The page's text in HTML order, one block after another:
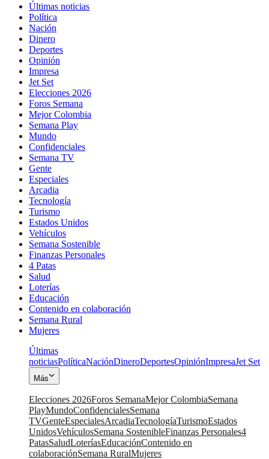
Últimas noticias
Política
Nación
Dinero
Deportes
Opinión
Impresa
Jet Set
Elecciones 2026
Foros Semana
Mejor Colombia
Semana Play
Mundo
Confidenciales
Semana TV
Gente
Especiales
Arcadia
Tecnología
Turismo
Estados Unidos
Vehículos
Semana Sostenible
Finanzas Personales
4 Patas
Salud
Loterías
Educación
Contenido en colaboración
Semana Rural
Mujeres
Últimas
noticiasPolíticaNaciónDineroDeportesOpiniónImpresaJet Set
Más
Elecciones 2026Foros SemanaMejor ColombiaSemana
PlayMundoConfidencialesSemana
TVGenteEspecialesArcadiaTecnologíaTurismoEstados
UnidosVehículosSemana SostenibleFinanzas Personales4
PatasSaludLoteríasEducaciónContenido en
colaboraciónSemana RuralMujeres